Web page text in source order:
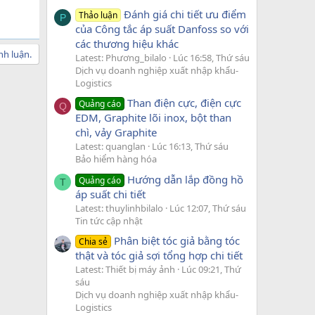
luận.
P Thảo luận Đánh giá chi tiết ưu điểm
của Công tắc áp suất Danfoss so với
các thương hiệu khác
Latest: Phương_bilalo
Lúc 16:58, Thứ sáu
Dịch vụ doanh nghiệp xuất nhập khẩu-
Logistics
Q Quảng cáo Than điện cực, điện cực
EDM, Graphite lõi inox, bột than
chì, vảy Graphite
Latest: quanglan
Lúc 16:13, Thứ sáu
Bảo hiểm hàng hóa
T Quảng cáo Hướng dẫn lắp đồng hồ
áp suất chi tiết
Latest: thuylinhbilalo
Lúc 12:07, Thứ sáu
Tin tức cập nhật
Chia sẻ Phân biệt tóc giả bằng tóc
thật và tóc giả sợi tổng hợp chi tiết
Latest: Thiết bị máy ảnh
Lúc 09:21, Thứ
sáu
Dịch vụ doanh nghiệp xuất nhập khẩu-
Logistics